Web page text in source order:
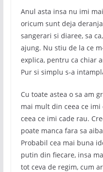
Anul asta insa nu imi
oricum sunt deja
sangerari si diaree, sa
ajung. Nu stiu de la ce
explica, pentru ca chiar
Pur si simplu s-a
Cu toate astea o sa am
mai mult din ceea ce
ceea ce imi cade rau.
poate manca fara sa
Probabil cea mai buna
putin din fiecare, insa
tot ceva de regim, cum